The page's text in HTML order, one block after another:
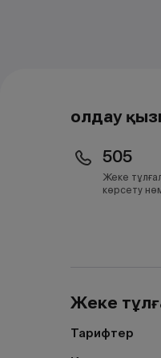
Қолдау
505
Жеке
көрсету
Жеке
Тарифтер